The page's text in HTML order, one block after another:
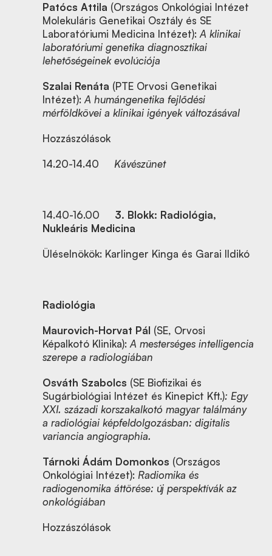
Patócs Attila (Országos Onkológiai Intézet
Molekuláris Genetikai Osztály és SE
Laboratóriumi Medicina Intézet): A klinikai
laboratóriumi genetika diagnosztikai
lehetőségeinek evolúciója
Szalai Renáta (PTE Orvosi Genetikai
Intézet): A humángenetika fejlődési
mérföldkövei a klinikai igények változásával
Hozzászólások
14.20-14.40 Kávészünet
14.40-16.00 3. Blokk: Radiológia,
Nukleáris Medicina
Üléselnökök: Karlinger Kinga és Garai Ildikó
Radiológia
Maurovich-Horvat Pál (SE, Orvosi
Képalkotó Klinika): A mesterséges intelligencia
szerepe a radiologiában
Osváth Szabolcs (SE Biofizikai és
Sugárbiológiai Intézet és Kinepict Kft.): Egy
XXI. századi korszakalkotó magyar találmány
a radiológiai képfeldolgozásban: digitalis
variancia angiographia.
Tárnoki Ádám Domonkos (Országos
Onkológiai Intézet): Radiomika és
radiogenomika áttörése: új perspektívák az
onkológiában
Hozzászólások